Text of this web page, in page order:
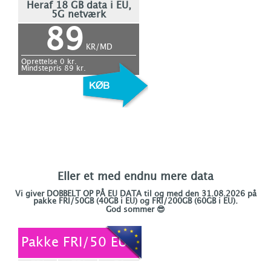
Heraf 18 GB data i EU,
5G netværk
89 KR/MD
Oprettelse 0 kr.
Mindstepris 89 kr.
Eller et med endnu mere data
Vi giver DOBBELT OP PÅ EU DATA til og med den 31.08.2026 på
pakke FRI/50GB (40GB i EU) og FRI/200GB (60GB i EU).
God sommer 😎
Pakke FRI/50 EU